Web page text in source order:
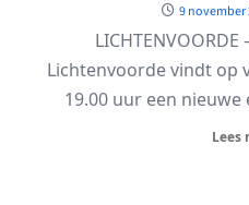
9 november
Lichtenvoorde vindt op
19.00 uur een
Lees